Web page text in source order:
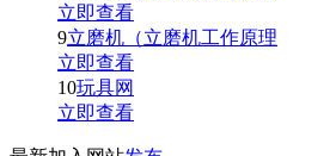
立即查看
9立磨机（立磨机工作原理
立即查看
10玩具网
立即查看